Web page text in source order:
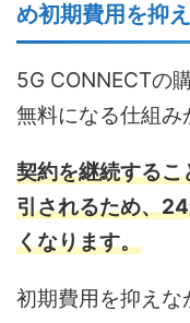
め初期費用を抑
5G CONNECTの
無料になる仕組み
契約を継続するこ
引されるため、
くなります。
初期費用を抑え